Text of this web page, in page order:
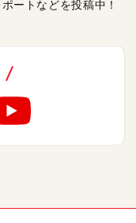
ートなどを投稿中！